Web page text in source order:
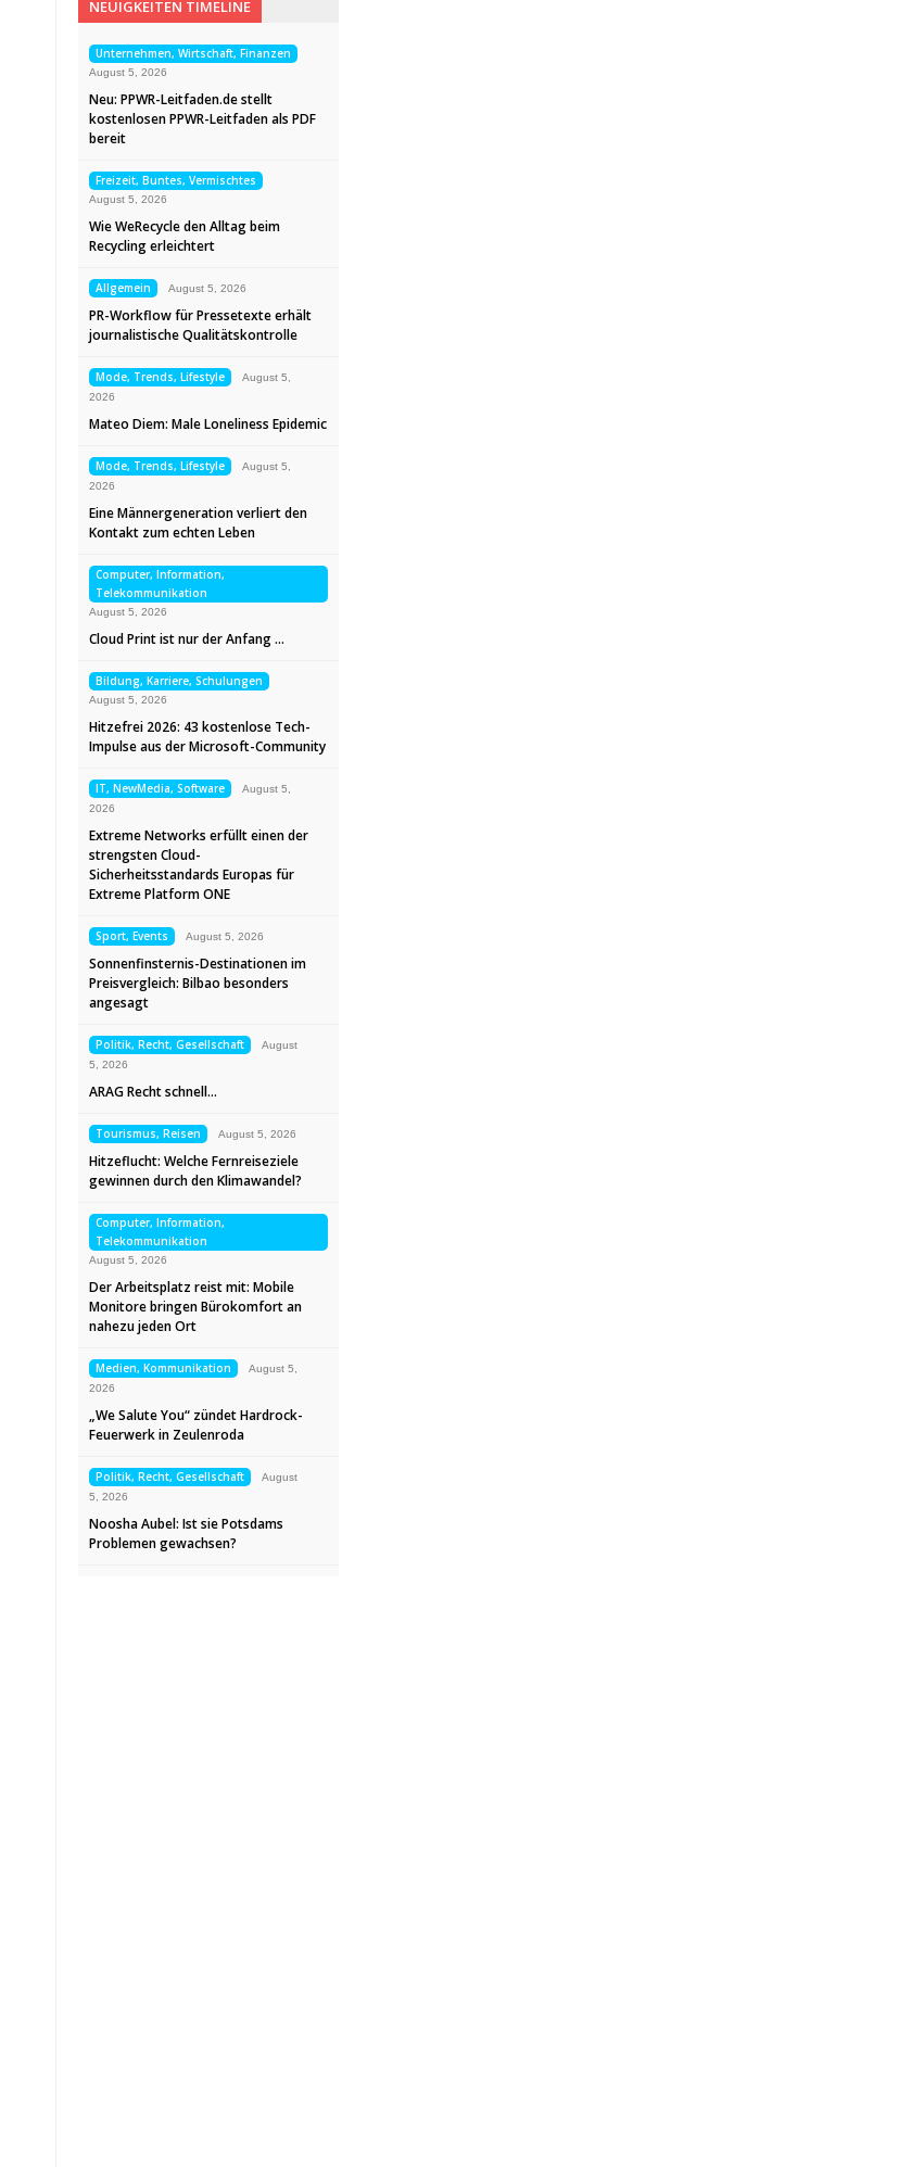
NEUIGKEITEN TIMELINE
Unternehmen, Wirtschaft, Finanzen
August 5, 2026
Neu: PPWR-Leitfaden.de stellt
kostenlosen PPWR-Leitfaden als PDF
bereit
Freizeit, Buntes, Vermischtes
August 5, 2026
Wie WeRecycle den Alltag beim
Recycling erleichtert
Allgemein August 5, 2026
PR-Workflow für Pressetexte erhält
journalistische Qualitätskontrolle
Mode, Trends, Lifestyle
August 5,
2026
Mateo Diem: Male Loneliness Epidemic
Mode, Trends, Lifestyle
August 5,
2026
Eine Männergeneration verliert den
Kontakt zum echten Leben
Computer, Information,
Telekommunikation
August 5, 2026
Cloud Print ist nur der Anfang …
Bildung, Karriere, Schulungen
August 5, 2026
Hitzefrei 2026: 43 kostenlose Tech-
Impulse aus der Microsoft-Community
IT, NewMedia, Software
August 5,
2026
Extreme Networks erfüllt einen der
strengsten Cloud-
Sicherheitsstandards Europas für
Extreme Platform ONE
Sport, Events August 5, 2026
Sonnenfinsternis-Destinationen im
Preisvergleich: Bilbao besonders
angesagt
Politik, Recht, Gesellschaft
August
5, 2026
ARAG Recht schnell…
Tourismus, Reisen August 5, 2026
Hitzeflucht: Welche Fernreiseziele
gewinnen durch den Klimawandel?
Computer, Information,
Telekommunikation
August 5, 2026
Der Arbeitsplatz reist mit: Mobile
Monitore bringen Bürokomfort an
nahezu jeden Ort
Medien, Kommunikation
August 5,
2026
„We Salute You“ zündet Hardrock-
Feuerwerk in Zeulenroda
Politik, Recht, Gesellschaft
August
5, 2026
Noosha Aubel: Ist sie Potsdams
Problemen gewachsen?